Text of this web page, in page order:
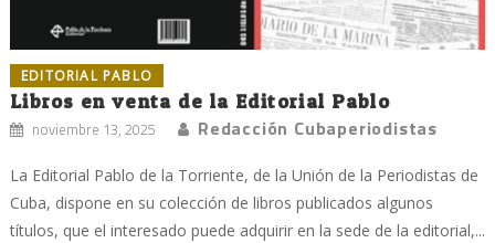
EDITORIAL PABLO
Libros en venta de la Editorial Pablo
noviembre 13, 2025 Redacción Cubaperiodistas
La Editorial Pablo de la Torriente, de la Unión de la Periodistas de
Cuba, dispone en su colección de libros publicados algunos
títulos, que el interesado puede adquirir en la sede de la editorial,...